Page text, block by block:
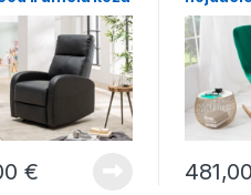
€ 481,00
INŠPIRÁCIE,Produkty v realizáciach-
Trend roka 2021 – mramor v